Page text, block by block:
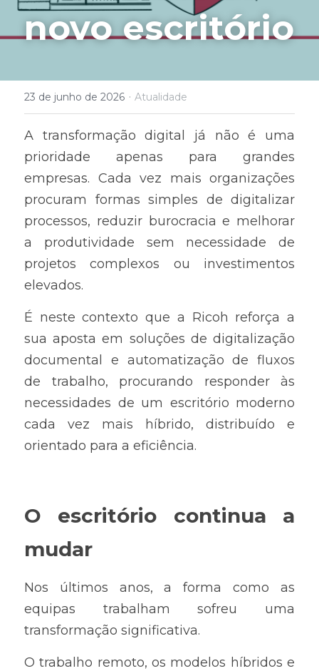
novo escritório
23 de junho de 2026 · Atualidade
A transformação digital já não é uma
prioridade apenas para grandes
empresas. Cada vez mais organizações
procuram formas simples de digitalizar
processos, reduzir burocracia e melhorar
a produtividade sem necessidade de
projetos complexos ou investimentos
elevados.
É neste contexto que a Ricoh reforça a
sua aposta em soluções de digitalização
documental e automatização de fluxos
de trabalho, procurando responder às
necessidades de um escritório moderno
cada vez mais híbrido, distribuído e
orientado para a eficiência.
O escritório continua a
mudar
Nos últimos anos, a forma como as
equipas trabalham sofreu uma
transformação significativa.
O trabalho remoto, os modelos híbridos e